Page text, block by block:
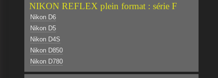
NIKON REFLEX plein format : série F
Nikon D6
Nikon D5
Nikon D4S
Nikon D850
Nikon D780